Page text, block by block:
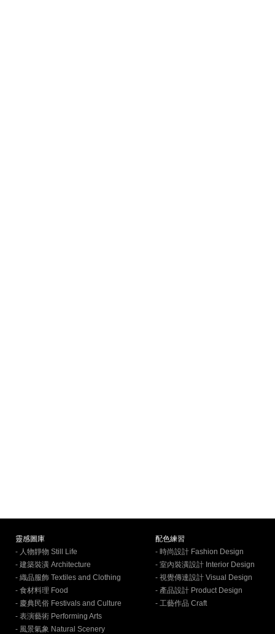
靈感圖庫
- 人物靜物 Still Life
- 建築裝潢 Architecture
- 織品服飾 Textiles and Clothing
- 食材料理 Food
- 慶典民俗 Festivals and Culture
- 表演藝術 Performing Arts
- 風景氣象 Natural Scenery
配色練習
- 時尚設計 Fashion Design
- 室內裝潢設計 Interior Design
- 視覺傳達設計 Visual Design
- 產品設計 Product Design
- 工藝作品 Craft